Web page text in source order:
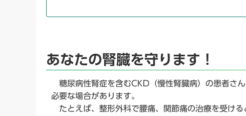
あなたの腎臓を守ります！
糖尿病性腎症を含むCKD（慢性腎臓病）の患者さ
必要な場合があります。
たとえば、整形外科で腰痛、関節痛の治療を受け